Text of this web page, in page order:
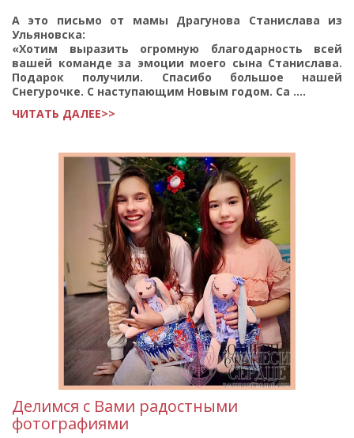
А это письмо от мамы Драгунова Станислава из
Ульяновска:
«Хотим выразить огромную благодарность всей
вашей команде за эмоции моего сына Станислава.
Подарок получили. Спасибо большое нашей
Снегурочке. С наступающим Новым годом. Са ....
ЧИТАТЬ ДАЛЕЕ>>
Делимся с Вами радостными
фотографиями